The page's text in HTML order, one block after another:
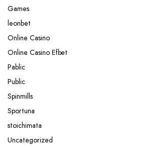
Games
leonbet
Online Casino
Online Casino Efbet
Pablic
Public
Spinmills
Sportuna
stoichimata
Uncategorized